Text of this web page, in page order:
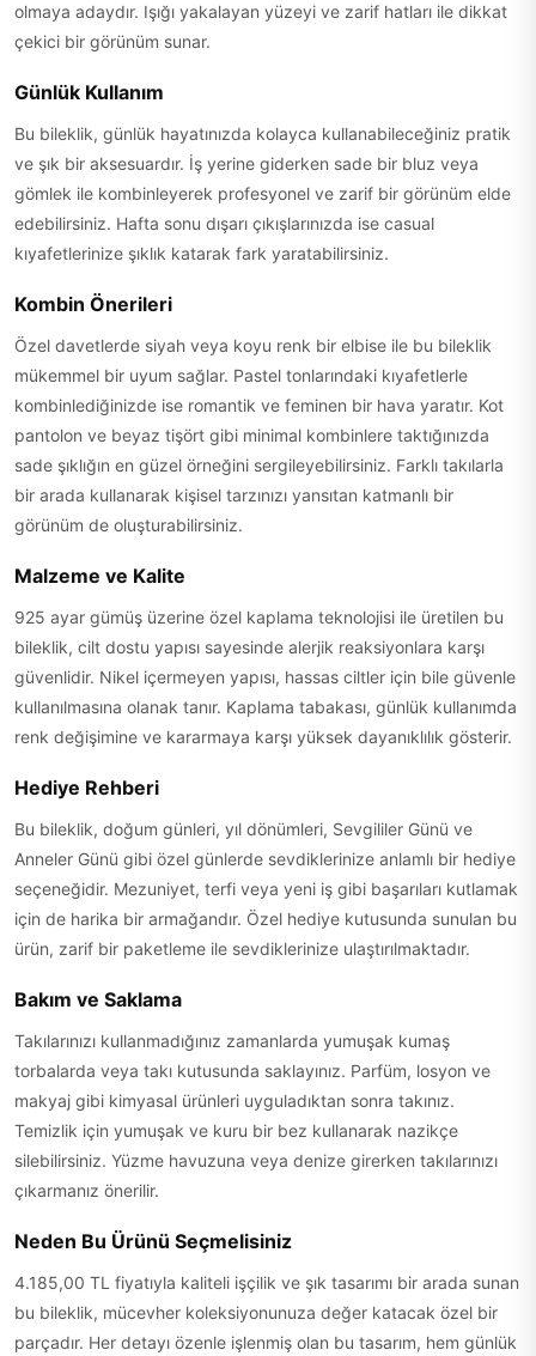
olmaya adaydır. Işığı yakalayan yüzeyi ve zarif hatları ile dikkat
çekici bir görünüm sunar.
Günlük Kullanım
Bu bileklik, günlük hayatınızda kolayca kullanabileceğiniz pratik
ve şık bir aksesuardır. İş yerine giderken sade bir bluz veya
gömlek ile kombinleyerek profesyonel ve zarif bir görünüm elde
edebilirsiniz. Hafta sonu dışarı çıkışlarınızda ise casual
kıyafetlerinize şıklık katarak fark yaratabilirsiniz.
Kombin Önerileri
Özel davetlerde siyah veya koyu renk bir elbise ile bu bileklik
mükemmel bir uyum sağlar. Pastel tonlarındaki kıyafetlerle
kombinlediğinizde ise romantik ve feminen bir hava yaratır. Kot
pantolon ve beyaz tişört gibi minimal kombinlere taktığınızda
sade şıklığın en güzel örneğini sergileyebilirsiniz. Farklı takılarla
bir arada kullanarak kişisel tarzınızı yansıtan katmanlı bir
görünüm de oluşturabilirsiniz.
Malzeme ve Kalite
925 ayar gümüş üzerine özel kaplama teknolojisi ile üretilen bu
bileklik, cilt dostu yapısı sayesinde alerjik reaksiyonlara karşı
güvenlidir. Nikel içermeyen yapısı, hassas ciltler için bile güvenle
kullanılmasına olanak tanır. Kaplama tabakası, günlük kullanımda
renk değişimine ve kararmaya karşı yüksek dayanıklılık gösterir.
Hediye Rehberi
Bu bileklik, doğum günleri, yıl dönümleri, Sevgililer Günü ve
Anneler Günü gibi özel günlerde sevdiklerinize anlamlı bir hediye
seçeneğidir. Mezuniyet, terfi veya yeni iş gibi başarıları kutlamak
için de harika bir armağandır. Özel hediye kutusunda sunulan bu
ürün, zarif bir paketleme ile sevdiklerinize ulaştırılmaktadır.
Bakım ve Saklama
Takılarınızı kullanmadığınız zamanlarda yumuşak kumaş
torbalarda veya takı kutusunda saklayınız. Parfüm, losyon ve
makyaj gibi kimyasal ürünleri uyguladıktan sonra takınız.
Temizlik için yumuşak ve kuru bir bez kullanarak nazikçe
silebilirsiniz. Yüzme havuzuna veya denize girerken takılarınızı
çıkarmanız önerilir.
Neden Bu Ürünü Seçmelisiniz
4.185,00 TL fiyatıyla kaliteli işçilik ve şık tasarımı bir arada sunan
bu bileklik, mücevher koleksiyonunuza değer katacak özel bir
parçadır. Her detayı özenle işlenmiş olan bu tasarım, hem günlük